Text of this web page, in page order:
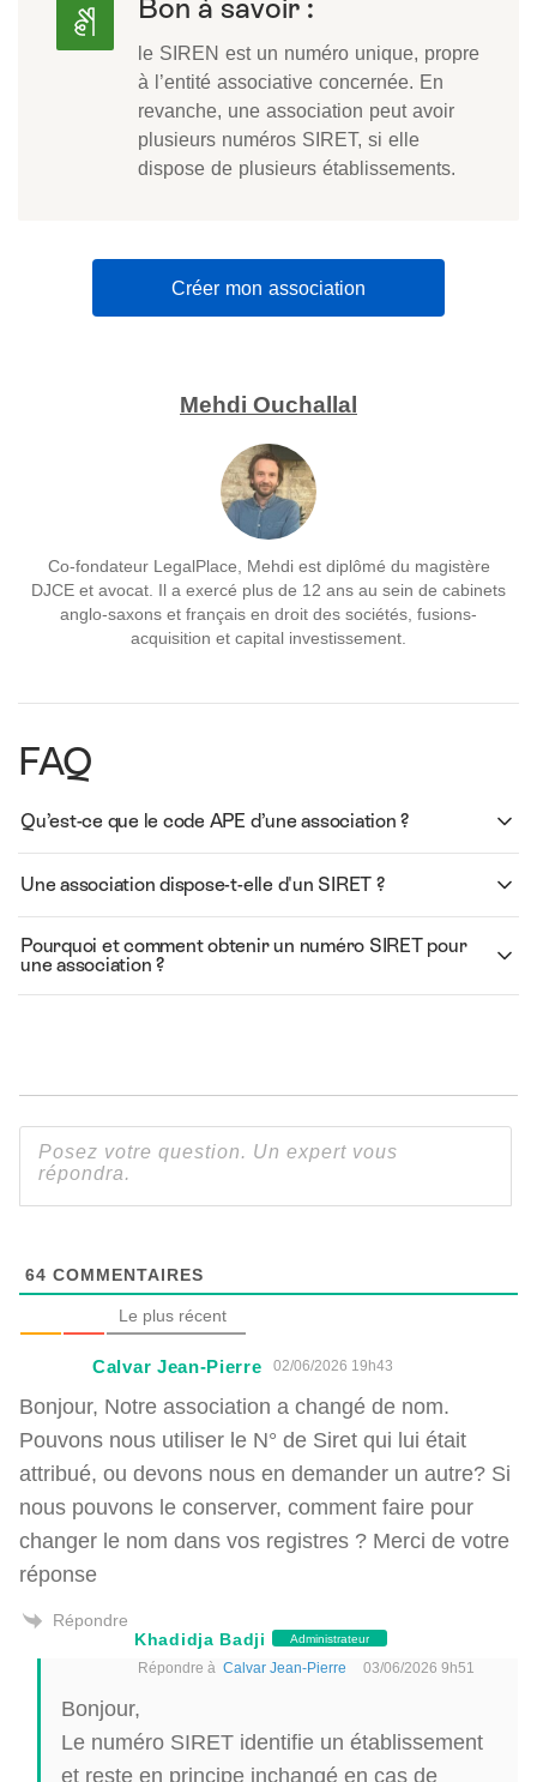
Bon à savoir :
le SIREN est un numéro unique, propre
à l’entité associative concernée. En
revanche, une association peut avoir
plusieurs numéros SIRET, si elle
dispose de plusieurs établissements.
Créer mon association
Mehdi Ouchallal
Co-fondateur LegalPlace, Mehdi est diplômé du magistère
DJCE et avocat. Il a exercé plus de 12 ans au sein de cabinets
anglo-saxons et français en droit des sociétés, fusions-
acquisition et capital investissement.
FAQ
Qu’est-ce que le code APE d’une association ?
Une association dispose-t-elle d'un SIRET ?
Pourquoi et comment obtenir un numéro SIRET pour
une association ?
64 COMMENTAIRES
Le plus récent
Calvar Jean-Pierre 02/06/2026 19h43
Bonjour, Notre association a changé de nom.
Pouvons nous utiliser le N° de Siret qui lui était
attribué, ou devons nous en demander un autre? Si
nous pouvons le conserver, comment faire pour
changer le nom dans vos registres ? Merci de votre
réponse
Répondre
Khadidja Badji
Administrateur
Répondre à Calvar Jean-Pierre 03/06/2026 9h51
Bonjour,
Le numéro SIRET identifie un établissement
et reste en principe inchangé en cas de